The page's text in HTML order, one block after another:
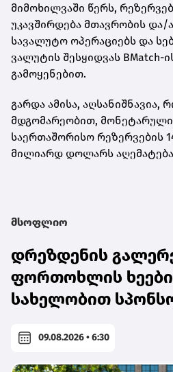
მიმოხილვაში წერს,
უკავშირდება მთავრობის და/
სავალუტო ოპერაციებს და
ვალუტის შესყიდვას
გამოყენებით.
გარდა ამისა, აღსანიშნავია,
მდგომარეობით,
საერთაშორისო რეზერვების
მილიარდ დოლარს
მსოფლიო
დრეზდენის
ფორთოხლის
სახელობით
09.08.2026 • 6:30